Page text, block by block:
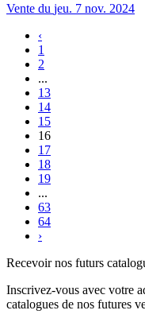
Vente du jeu. 7 nov. 2024
‹
1
2
...
13
14
15
16
17
18
19
...
63
64
›
Recevoir nos futurs
Inscrivez-vous avec votre
catalogues de nos futures